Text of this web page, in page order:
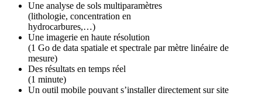
Une analyse de sols multiparamètres
(lithologie, concentration en
hydrocarbures,…)
Une imagerie en haute résolution
(1 Go de data spatiale et spectrale par mètre linéaire de
mesure)
Des résultats en temps réel
(1 minute)
Un outil mobile pouvant s’installer directement sur site